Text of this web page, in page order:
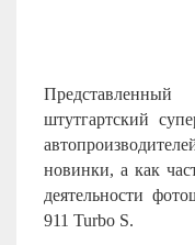
штутгартский
новинки, а как
деятельности
911 Turbo S.